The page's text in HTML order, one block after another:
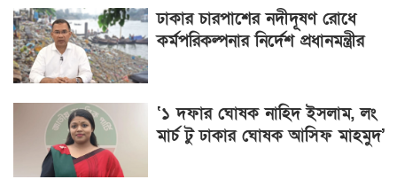
ঢাকার চারপাশের নদীদূষণ রোধে
কর্মপরিকল্পনার নির্দেশ প্রধানমন্ত্রীর
‘১ দফার ঘোষক নাহিদ ইসলাম, লং
মার্চ টু ঢাকার ঘোষক আসিফ মাহমুদ’